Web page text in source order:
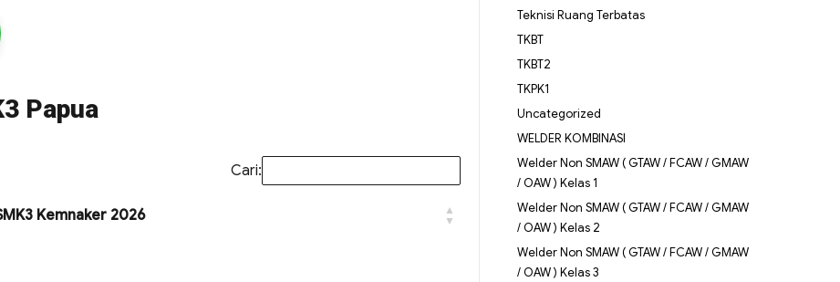
Papua
Cari:
Kemnaker 2026
Teknisi Ruang Terbatas
TKBT
TKBT2
TKPK1
Uncategorized
WELDER KOMBINASI
Welder Non SMAW ( GTAW / FCAW / GMAW
/ OAW ) Kelas 1
Welder Non SMAW ( GTAW / FCAW / GMAW
/ OAW ) Kelas 2
Welder Non SMAW ( GTAW / FCAW / GMAW
/ OAW ) Kelas 3